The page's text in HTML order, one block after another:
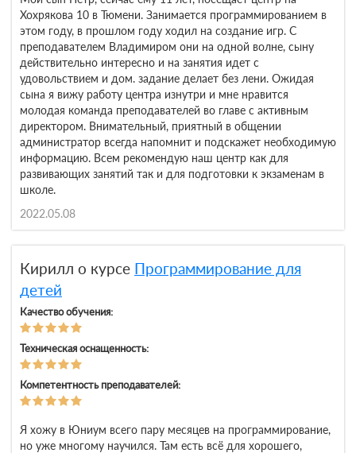
Хохрякова 10 в Тюмени. Занимается программированием в
этом году, в прошлом году ходил на создание игр. С
преподавателем Владимиром они на одной волне, сыну
действительно интересно и на занятия идет с
удовольствием и дом. задание делает без лени. Ожидая
сына я вижу работу центра изнутри и мне нравится
молодая команда преподавателей во главе с активным
директором. Внимательный, приятный в общении
администратор всегда напомнит и подскажет необходимую
информацию. Всем рекомендую наш центр как для
развивающих занятий так и для подготовки к экзаменам в
школе.
2022.05.08
Кирилл о курсе Программирование для
детей
Качество обучения:
Техническая оснащенность:
Компетентность преподавателей:
Я хожу в Юниум всего пару месяцев на программирование,
но уже многому научился. Там есть всё для хорошего,